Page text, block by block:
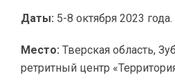
Даты: 5-8 октября 2023 года.
Место: Тверская область,
ретритный центр